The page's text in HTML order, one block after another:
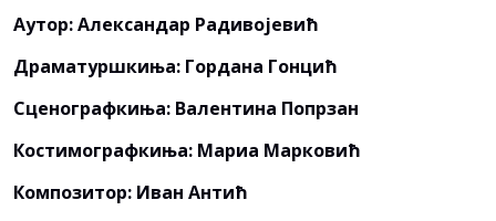
Аутор: Александар Радивојевић
Драматуршкиња: Гордана Гонцић
Сценографкиња: Валентина Попрзан
Костимографкиња: Мариа Марковић
Композитор: Иван Антић